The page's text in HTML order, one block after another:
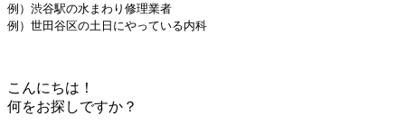
例）渋谷駅の水まわり修理業者
例）世田谷区の土日にやっている内科
こんにちは！
何をお探しですか？